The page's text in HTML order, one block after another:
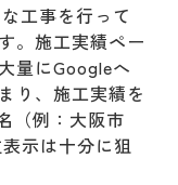
関係（更
工事を行って
。施工実績ペー
量にGoogleへ
り、施工実績を
（例：大阪市
示は十分に狙